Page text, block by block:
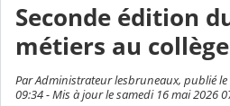
Seconde édition
métiers au
Par Administrateur lesbruneaux, publié
09:34 - Mis à jour le samedi 16 mai 2026